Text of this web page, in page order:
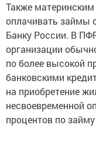
Также
оплачивать займы
Банку России. В
организации
по более высокой
банковскими
на приобретение
несвоевременной
процентов по